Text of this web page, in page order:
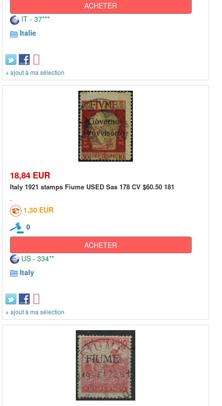
ACHETER
IT - 37***
Italie
+ ajout à ma sélection
18,84 EUR
Italy 1921 stamps Fiume USED Sas 178 CV $60.50 181
1,30 EUR
0
ACHETER
US - 334**
Italy
+ ajout à ma sélection